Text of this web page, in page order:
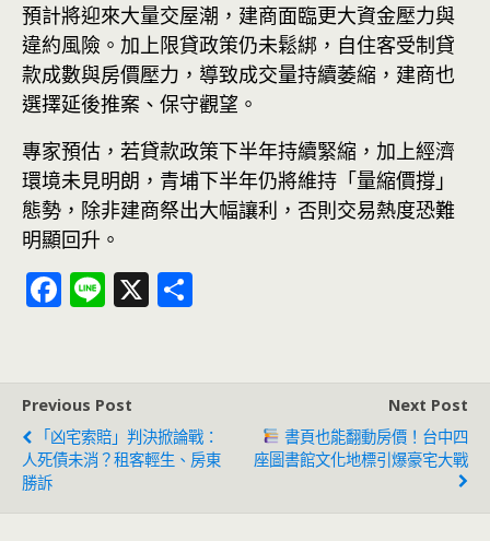
預計將迎來大量交屋潮，建商面臨更大資金壓力與
違約風險。加上限貸政策仍未鬆綁，自住客受制貸
款成數與房價壓力，導致成交量持續萎縮，建商也
選擇延後推案、保守觀望。
專家預估，若貸款政策下半年持續緊縮，加上經濟
環境未見明朗，青埔下半年仍將維持「量縮價撐」
態勢，除非建商祭出大幅讓利，否則交易熱度恐難
明顯回升。
F
b
o
o
Li X
Previous Post
「凶宅索賠」判決掀論戰：
人死債未消？租客輕生、房東
勝訴
Next Post
書頁也能翻動房價！台中四
座圖書館文化地標引爆豪宅大戰